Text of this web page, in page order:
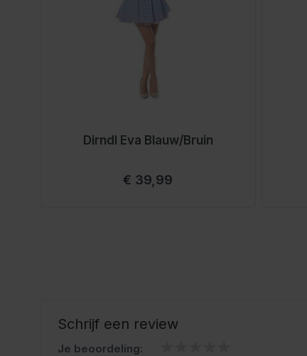
Dirndl Eva Blauw/Bruin
€ 39,99
Schrijf een review
Je beoordeling: